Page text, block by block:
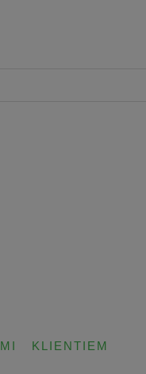
KLIENTIEM